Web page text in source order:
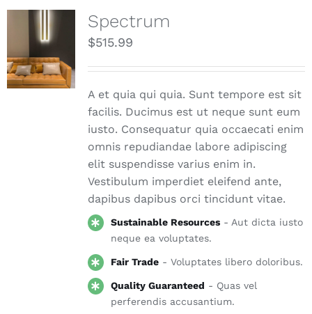
Spectrum
$515.99
A et quia qui quia. Sunt tempore est sit
facilis. Ducimus est ut neque sunt eum
iusto. Consequatur quia occaecati enim
omnis repudiandae labore adipiscing
elit suspendisse varius enim in.
Vestibulum imperdiet eleifend ante,
dapibus dapibus orci tincidunt vitae.
Sustainable Resources - Aut dicta iusto
neque ea voluptates.
Fair Trade - Voluptates libero doloribus.
Quality Guaranteed - Quas vel
perferendis accusantium.